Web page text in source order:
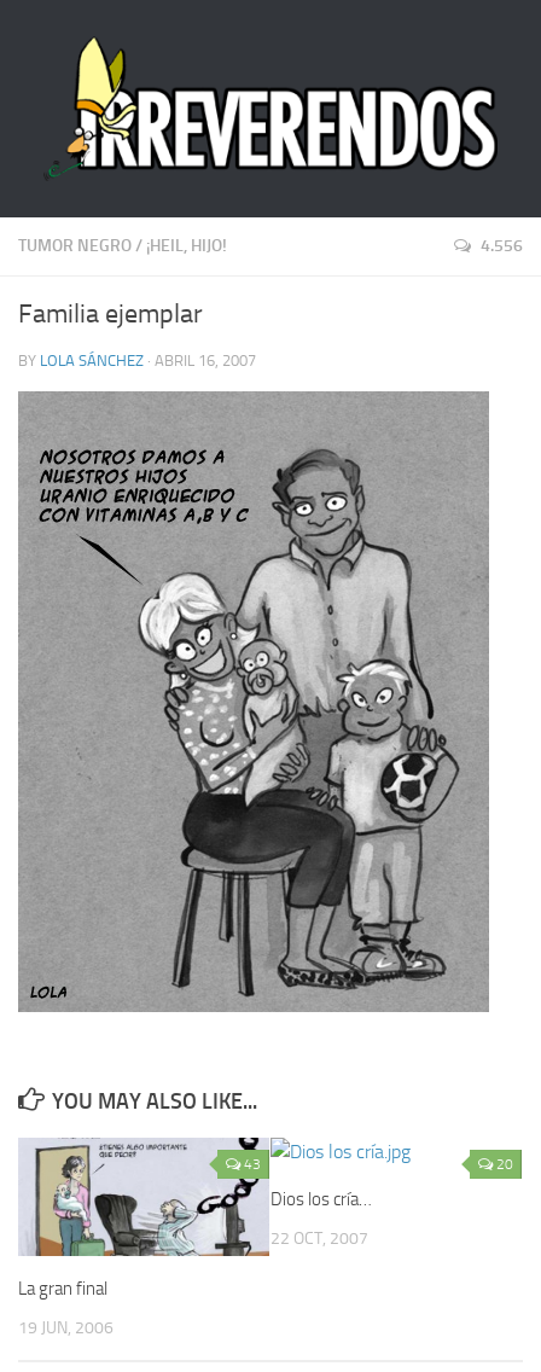
TUMOR NEGRO/ ¡HEIL, HIJO! 4.556
Familia ejemplar
BY LOLA SÁNCHEZ · ABRIL 16, 2007
YOU MAY ALSO LIKE...
43
La gran final
19 JUN, 2006
20
Dios los cría…
22 OCT, 2007